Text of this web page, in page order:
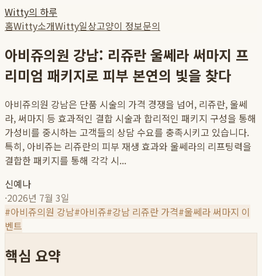
Witty의 하루
홈Witty소개Witty일상고양이 정보문의
아비쥬의원 강남: 리쥬란 울쎄라 써마지 프
리미엄 패키지로 피부 본연의 빛을 찾다
아비쥬의원 강남은 단품 시술의 가격 경쟁을 넘어, 리쥬란, 울쎄
라, 써마지 등 효과적인 결합 시술과 합리적인 패키지 구성을 통해
가성비를 중시하는 고객들의 상담 수요를 충족시키고 있습니다.
특히, 아비쥬는 리쥬란의 피부 재생 효과와 울쎄라의 리프팅력을
결합한 패키지를 통해 각각 시...
신예나
·2026년 7월 3일
#아비쥬의원 강남#아비쥬#강남 리쥬란 가격#울쎄라 써마지 이
벤트
핵심 요약